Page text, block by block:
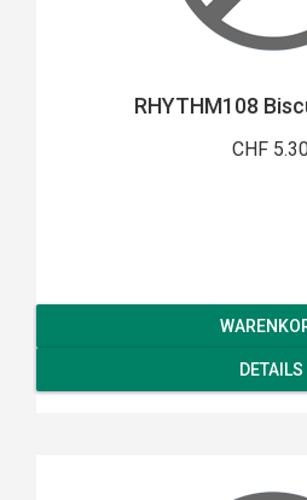
RHYTHM108
CHF
DETAILS